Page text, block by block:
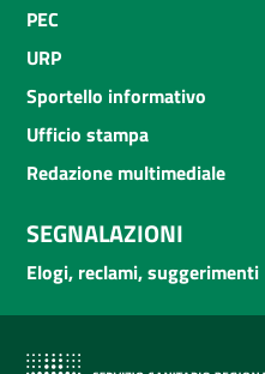
PEC
URP
Sportello informativo
Ufficio stampa
Redazione multimediale
SEGNALAZIONI
Elogi, reclami, suggerimenti